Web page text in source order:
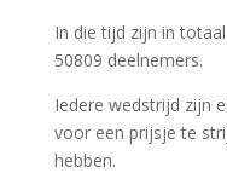
In die tijd zijn in
50809 deelnemers.
Iedere wedstrijd zijn
voor een prijsje te
hebben.